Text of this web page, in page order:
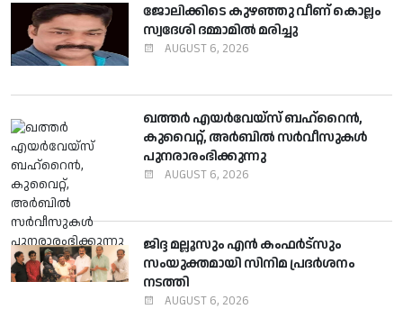
ജോലിക്കിടെ കുഴഞ്ഞു വീണ് കൊല്ലം
സ്വദേശി ദമ്മാമില്‍ മരിച്ചു
AUGUST 6, 2026
ഖത്തര്‍ എയര്‍വേയ്സ് ബഹ്‌റൈന്‍,
കുവൈറ്റ്, അര്‍ബില്‍ സര്‍വീസുകള്‍
പുനരാരംഭിക്കുന്നു
AUGUST 6, 2026
ജിദ്ദ മല്ലൂസും എന്‍ കംഫര്‍ട്സും
സംയുക്തമായി സിനിമ പ്രദര്‍ശനം
നടത്തി
AUGUST 6, 2026